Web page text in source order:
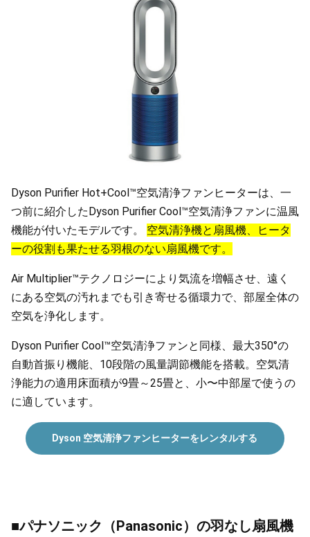
Dyson Purifier Hot+Cool™空気清浄ファンヒーターは、一
つ前に紹介したDyson Purifier Cool™空気清浄ファンに温風
機能が付いたモデルです。 空気清浄機と扇風機、ヒータ
ーの役割も果たせる羽根のない扇風機です。
Air Multiplier™テクノロジーにより気流を増幅させ、遠く
にある空気の汚れまでも引き寄せる循環力で、部屋全体の
空気を浄化します。
Dyson Purifier Cool™空気清浄ファンと同様、最大350°の
自動首振り機能、10段階の風量調節機能を搭載。空気清
浄能力の適用床面積が9畳～25畳と、小〜中部屋で使うの
に適しています。
Dyson 空気清浄ファンヒーターをレンタルする
■パナソニック（Panasonic）の羽なし扇風機